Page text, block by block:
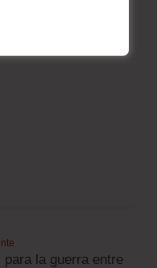
la guerra entre